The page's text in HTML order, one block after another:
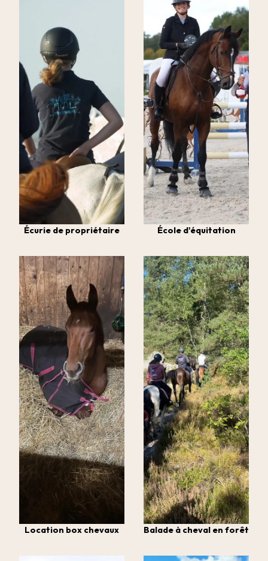
Écurie de propriétaire École d'équitation
Location box chevaux Balade à cheval en forêt